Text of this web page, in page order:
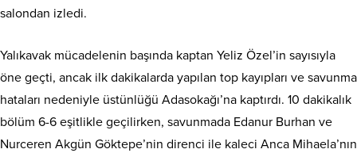
salondan izledi.
Yalıkavak mücadelenin başında kaptan Yeliz Özel’in sayısıyla
öne geçti, ancak ilk dakikalarda yapılan top kayıpları ve savunma
hataları nedeniyle üstünlüğü Adasokağı’na kaptırdı. 10 dakikalık
bölüm 6-6 eşitlikle geçilirken, savunmada Edanur Burhan ve
Nurceren Akgün Göktepe’nin direnci ile kaleci Anca Mihaela’nın